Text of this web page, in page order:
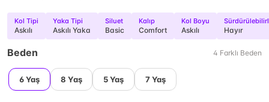
Kol Tipi
Askılı
Yaka Tipi
Askılı Yaka
Siluet
Basic
Kalıp
Comfort
Kol Boyu
Askılı Hayır
Beden 4 Farklı Beden
6 Yaş 8 Yaş 5 Yaş 7 Yaş